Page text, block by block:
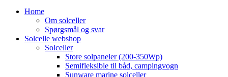
Home
Om solceller
Spørgsmål og svar
Solcelle webshop
Solceller
Store solpaneler (200-350Wp)
Semifleksible til båd, campingvogn
Sunware marine solceller